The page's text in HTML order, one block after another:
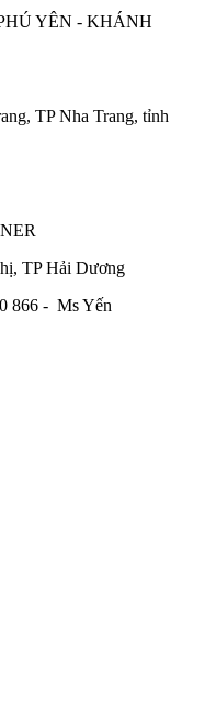
YÊN - KHÁNH
TP Nha Trang, tỉnh
TP Hải Dương
866 - Ms Yến